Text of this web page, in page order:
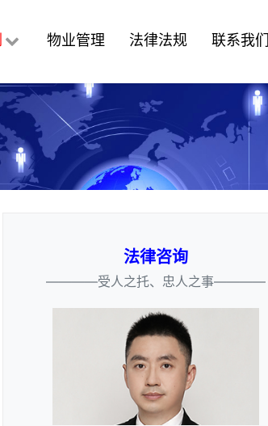
物业管理 法律法规 联系我们
法律咨询
————受人之托、忠人之事————